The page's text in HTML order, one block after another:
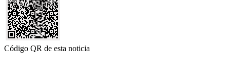
Código QR de esta noticia